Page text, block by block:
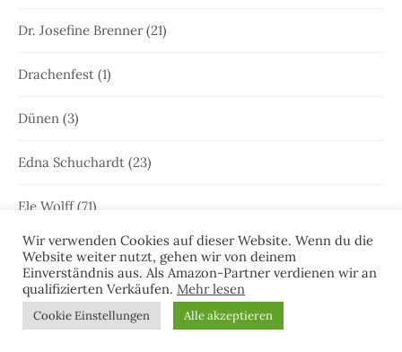
Dr. Josefine Brenner(21)
Drachenfest (1)
Dünen (3)
Edna Schuchardt (23)
Ele Wolff(71)
Elke Bergsma(1)
Elke Nansen(54)
Wir verwenden Cookies auf dieser Website. Wenn du die
Website weiter nutzt, gehen wir von deinem
Einverständnis aus. Als Amazon-Partner verdienen wir an
qualifizierten Verkäufen. Mehr lesen
Cookie Einstellungen Alle akzeptieren